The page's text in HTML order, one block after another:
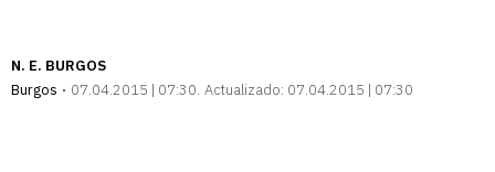
N. E. BURGOS
Burgos
07.04.2015 | 07:30 Actualizado: 07.04.2015 | 07:30